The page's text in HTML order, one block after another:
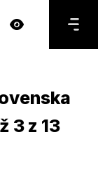
3 z 13